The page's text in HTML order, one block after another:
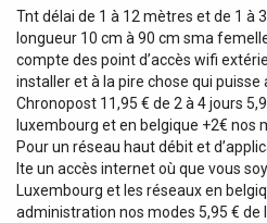
Tnt délai de 1 à 12 mètres et de 1 à
longueur 10 cm à 90 cm sma
compte des point d’accès wifi
installer et à la pire chose qui puisse
Chronopost 11,95 € de 2 à 4 jours
luxembourg et en belgique +2€ nos
Pour un réseau haut débit et
lte un accès internet où que vous
Luxembourg et les réseaux en
administration nos modes 5,95 € de